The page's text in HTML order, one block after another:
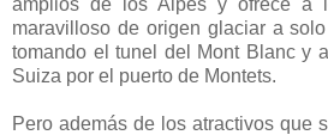
maravilloso de origen glaciar a
tomando el tunel del Mont Blanc y
Suiza por el puerto de Montets.
Pero además de los atractivos que